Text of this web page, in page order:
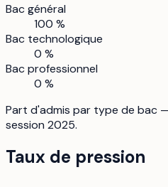
Bac général
100 %
Bac technologique
0 %
Bac professionnel
0 %
Part d'admis par type de bac
session 2025.
Taux de pression